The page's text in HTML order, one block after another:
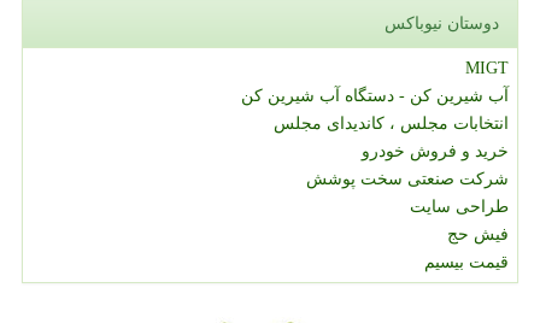
دوستان نیوباکس
MIGT
آب شیرین کن - دستگاه آب شیرین کن
انتخابات مجلس ، کاندیدای مجلس
خرید و فروش خودرو
شرکت صنعتی سخت پوشش
طراحی سایت
فیش حج
قیمت بیسیم